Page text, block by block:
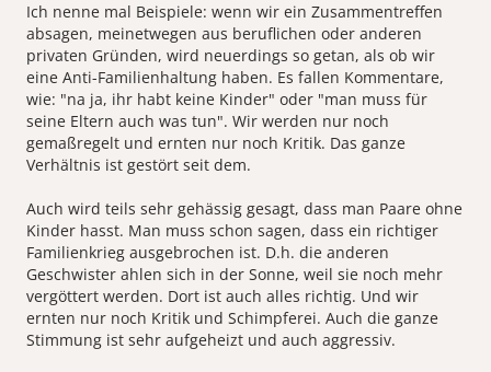
Ich nenne mal Beispiele: wenn wir ein Zusammentreffen
absagen, meinetwegen aus beruflichen oder anderen
privaten Gründen, wird neuerdings so getan, als ob wir
eine Anti-Familienhaltung haben. Es fallen Kommentare,
wie: "na ja, ihr habt keine Kinder" oder "man muss für
seine Eltern auch was tun". Wir werden nur noch
gemaßregelt und ernten nur noch Kritik. Das ganze
Verhältnis ist gestört seit dem.
Auch wird teils sehr gehässig gesagt, dass man Paare ohne
Kinder hasst. Man muss schon sagen, dass ein richtiger
Familienkrieg ausgebrochen ist. D.h. die anderen
Geschwister ahlen sich in der Sonne, weil sie noch mehr
vergöttert werden. Dort ist auch alles richtig. Und wir
ernten nur noch Kritik und Schimpferei. Auch die ganze
Stimmung ist sehr aufgeheizt und auch aggressiv.